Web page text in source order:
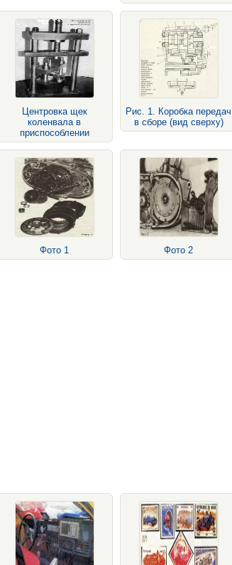
Центровка щек
коленвала в
приспособлении
Рис. 1. Коробка передач
в сборе (вид сверху)
Фото 1 Фото 2